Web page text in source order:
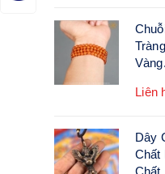
Liên
Dây
Chất
Chất